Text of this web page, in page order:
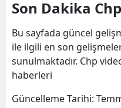
Son Dakika
Bu sayfada güncel
ile ilgili en son
sunulmaktadır. Chp
haberleri
Güncelleme Tarihi: